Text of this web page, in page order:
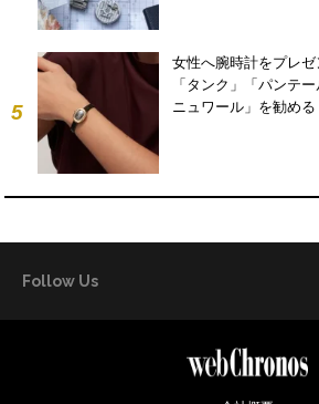
5
女性へ腕時計をプレ
「タンク」「パンテ
ニュワール」を勧める
Follow Us